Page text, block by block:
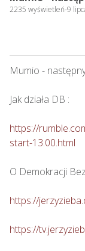
2235 wyświetleń-9
Mumio -
Jak działa DB :
https://
start-13.00.html
O Demokracji
https://
https://